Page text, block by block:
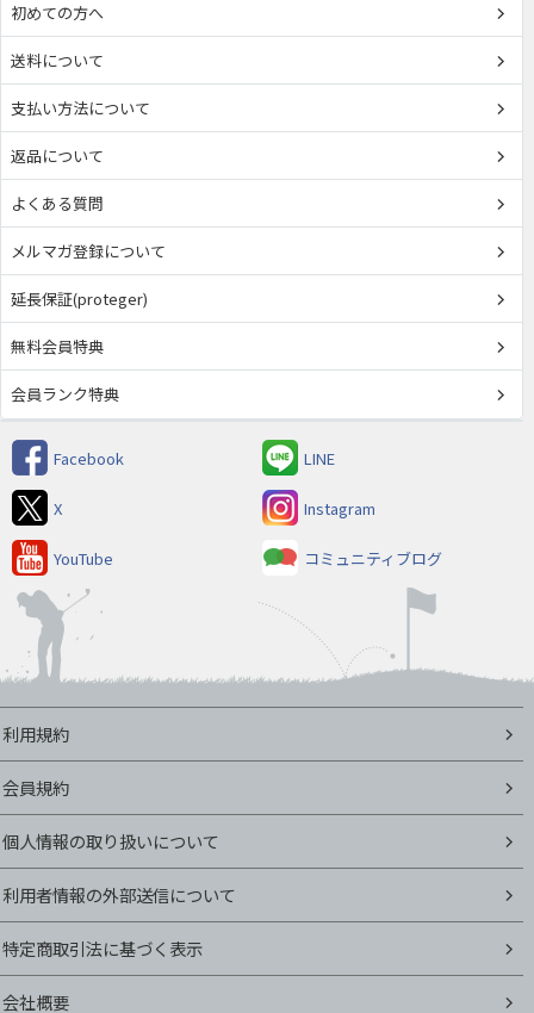
初めての方へ
送料について
支払い方法について
返品について
よくある質問
メルマガ登録について
延長保証(proteger)
無料会員特典
会員ランク特典
Facebook LINE
X Instagram
YouTube コミュニティブログ
利用規約
会員規約
個人情報の取り扱いについて
利用者情報の外部送信について
特定商取引法に基づく表示
会社概要